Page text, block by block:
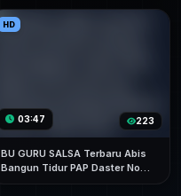
HD
03:47 223
BU GURU SALSA Terbaru Abis
Bangun Tidur PAP Daster No